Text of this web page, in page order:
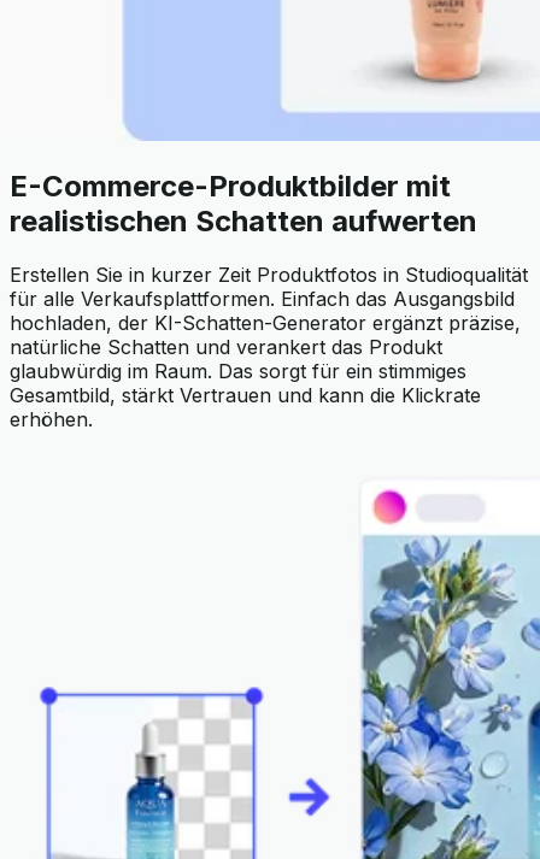
E-Commerce-Produktbilder mit
realistischen Schatten aufwerten
Erstellen Sie in kurzer Zeit Produktfotos in Studioqualität
für alle Verkaufsplattformen. Einfach das Ausgangsbild
hochladen, der KI-Schatten-Generator ergänzt präzise,
natürliche Schatten und verankert das Produkt
glaubwürdig im Raum. Das sorgt für ein stimmiges
Gesamtbild, stärkt Vertrauen und kann die Klickrate
erhöhen.